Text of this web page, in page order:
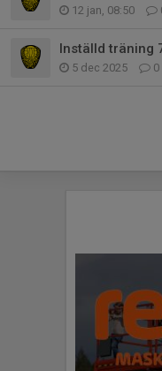
12 jan, 08:50
Inställd träning
5 dec 2025 0